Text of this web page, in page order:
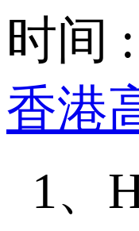
时间
香港
1、